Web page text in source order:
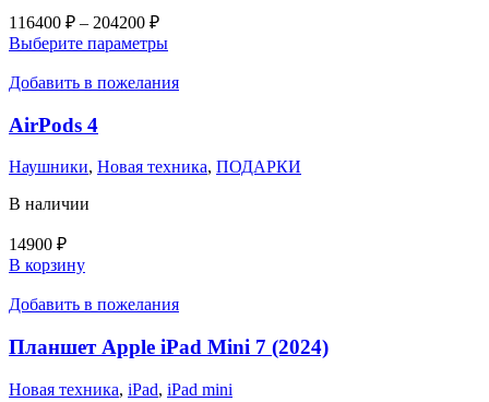
116400 ₽ – 204200 ₽Диапазон
цен:
–
Выберите параметрыЭтот
имеет
можно
выбрать
Добавить в пожелания
AirPods 4
Наушники, Новая техника, ПОДАРКИ
В наличии
14900 ₽
В корзину
Добавить в пожелания
Планшет Apple iPad Mini 7 (2024)
Новая техника, iPad, iPad mini